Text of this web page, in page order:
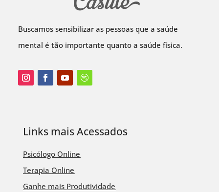
Buscamos sensibilizar as pessoas que a saúde
mental é tão importante quanto a saúde física.
Links mais Acessados
Psicólogo Online
Terapia Online
Ganhe mais Produtividade